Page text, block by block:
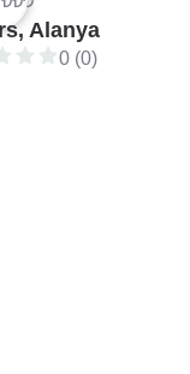
Alanya
0 (0)